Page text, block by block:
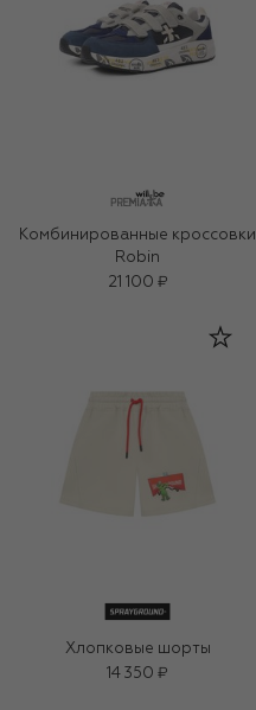
Комбинированные кроссовки
Robin
21 100 ₽
Хлопковые шорты
14 350 ₽